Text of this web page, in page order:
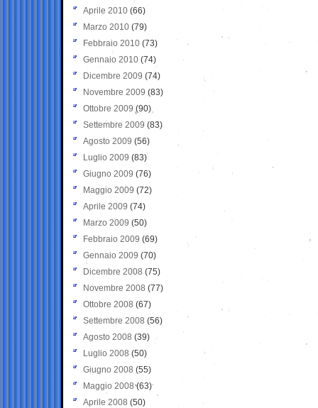
Aprile 2010 (66)
Marzo 2010 (79)
Febbraio 2010 (73)
Gennaio 2010 (74)
Dicembre 2009 (74)
Novembre 2009 (83)
Ottobre 2009 (90)
Settembre 2009 (83)
Agosto 2009 (56)
Luglio 2009 (83)
Giugno 2009 (76)
Maggio 2009 (72)
Aprile 2009 (74)
Marzo 2009 (50)
Febbraio 2009 (69)
Gennaio 2009 (70)
Dicembre 2008 (75)
Novembre 2008 (77)
Ottobre 2008 (67)
Settembre 2008 (56)
Agosto 2008 (39)
Luglio 2008 (50)
Giugno 2008 (55)
Maggio 2008(63)
Aprile 2008 (50)